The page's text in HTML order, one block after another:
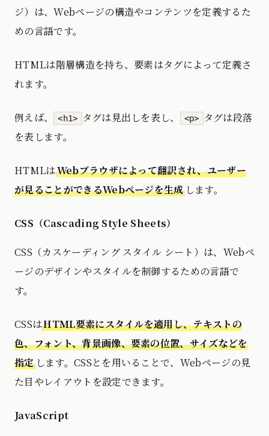
ジ）は、Webページの構造やコンテンツを定義するた
めの言語です。
HTMLは階層構造を持ち、要素はタグによって定義さ
れます。
例えば、 <h1> タグは見出しを表し、 <p>
タグは段落
を表します。
HTMLはWebブラウザによって翻訳され、ユーザー
が見ることができるWebページを生成します。
CSS（Cascading Style Sheets）
CSS（カスケーディング スタイル シート）は、Webペ
ージのデザインやスタイルを制御するための言語で
す。
CSSはHTML要素にスタイルを適用し、テキストの
色、フォント、背景画像、要素の位置、サイズなどを
指定します。CSSとを用いることで、Webページの見
た目やレイアウトを設定できます。
JavaScript